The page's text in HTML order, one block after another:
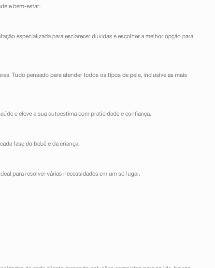
e bem-estar:
especializada para esclarecer dúvidas e escolher a melhor opção para
Tudo pensado para atender todos os tipos de pele, inclusive as mais
e eleve a sua autoestima com praticidade e confiança.
fase do bebê e da criança.
para resolver várias necessidades em um só lugar.